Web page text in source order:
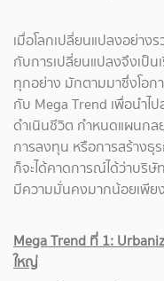
เมื่อโลกเปลี่ยนแปลงอย่าง
กับการเปลี่ยนแปลงจึงเป็น
ทุกอย่าง มักตามมาซึ่งโอก
กับ Mega Trend เพื่อนำไ
ดำเนินชีวิต กำหนดแผนกล
การลงทุน หรือการสร้างธุ
ก็จะได้คาดการณ์ได้ว่าบริ
มีความมั่นคงมากน้อยเพีย
Mega Trend ที่ 1:
ใหญ่